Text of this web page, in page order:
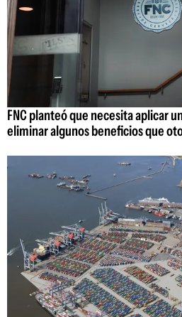
FNC planteó que necesita aplicar
eliminar algunos beneficios que